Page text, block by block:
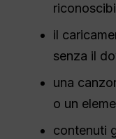
il
senza il
una
o un
contenuti